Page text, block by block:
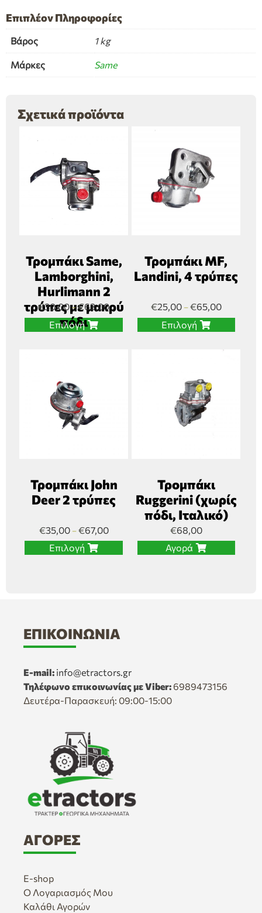
Επιπλέον Πληροφορίες
Βάρος 1 kg
Μάρκες Same
Σχετικά προϊόντα
Τρομπάκι Same,
Lamborghini,
Hurlimann 2
τρύπες με μακρύ
πόδι
€30,00–€63,00
Επιλογή
Τρομπάκι MF,
Landini, 4 τρύπες
€25,00–€65,00
Επιλογή
Τρομπάκι John
Deer 2 τρύπες
€35,00–€67,00
Επιλογή
Τρομπάκι
Ruggerini (χωρίς
πόδι, Ιταλικό)
€68,00
Αγορά
ΕΠΙΚΟΙΝΩΝΊΑ
E-mail: info@etractors.gr
Τηλέφωνο επικοινωνίας με Viber: 6989473156
Δευτέρα-Παρασκευή: 09:00-15:00
ΑΓΟΡΈΣ
E-shop
Ο Λογαριασμός Μου
Καλάθι Αγορών